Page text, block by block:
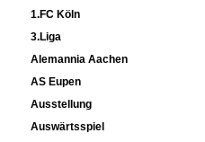
1.FC Köln
3.Liga
Alemannia Aachen
AS Eupen
Ausstellung
Auswärtsspiel